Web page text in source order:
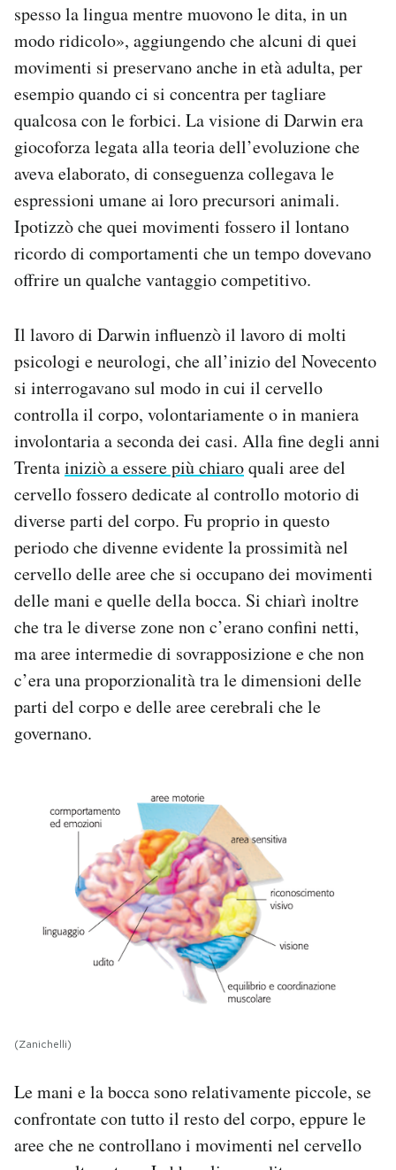
spesso la lingua mentre muovono le dita, in un
modo ridicolo», aggiungendo che alcuni di quei
movimenti si preservano anche in età adulta, per
esempio quando ci si concentra per tagliare
qualcosa con le forbici. La visione di Darwin era
giocoforza legata alla teoria dell’evoluzione che
aveva elaborato, di conseguenza collegava le
espressioni umane ai loro precursori animali.
Ipotizzò che quei movimenti fossero il lontano
ricordo di comportamenti che un tempo dovevano
offrire un qualche vantaggio competitivo.
Il lavoro di Darwin influenzò il lavoro di molti
psicologi e neurologi, che all’inizio del Novecento
si interrogavano sul modo in cui il cervello
controlla il corpo, volontariamente o in maniera
involontaria a seconda dei casi. Alla fine degli anni
Trentainiziò a essere più chiaroquali aree del
cervello fossero dedicate al controllo motorio di
diverse parti del corpo. Fu proprio in questo
periodo che divenne evidente la prossimità nel
cervello delle aree che si occupano dei movimenti
delle mani e quelle della bocca. Si chiarì inoltre
che tra le diverse zone non c’erano confini netti,
ma aree intermedie di sovrapposizione e che non
c’era una proporzionalità tra le dimensioni delle
parti del corpo e delle aree cerebrali che le
governano.
(Zanichelli)
Le mani e la bocca sono relativamente piccole, se
confrontate con tutto il resto del corpo, eppure le
aree che ne controllano i movimenti nel cervello